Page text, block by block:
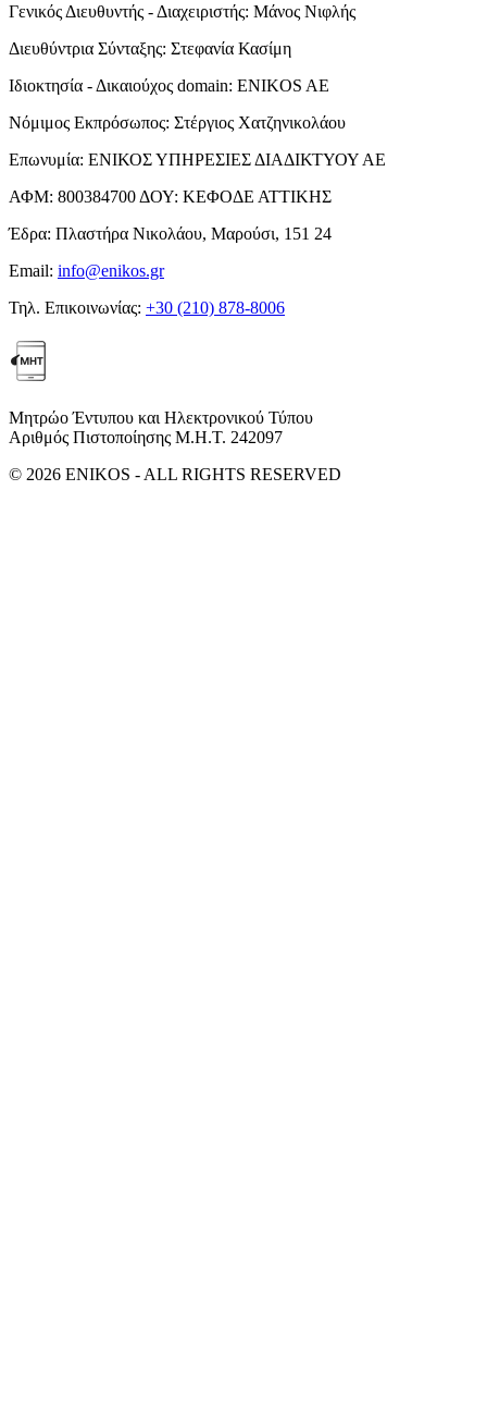
Γενικός Διευθυντής - Διαχειριστής: Μάνος Νιφλής
Διευθύντρια Σύνταξης: Στεφανία Κασίμη
Ιδιοκτησία - Δικαιούχος domain: ENIKOS AE
Νόμιμος Εκπρόσωπος: Στέργιος Χατζηνικολάου
Επωνυμία: ΕΝΙΚΟΣ ΥΠΗΡΕΣΙΕΣ ΔΙΑΔΙΚΤΥΟΥ ΑΕ
ΑΦΜ: 800384700 ΔΟΥ: ΚΕΦΟΔΕ ΑΤΤΙΚΗΣ
Έδρα: Πλαστήρα Νικολάου, Μαρούσι, 151 24
Email: info@enikos.gr
Τηλ. Επικοινωνίας: +30 (210) 878-8006
Μητρώο Έντυπου και Ηλεκτρονικού Τύπου
Αριθμός Πιστοποίησης Μ.Η.Τ. 242097
© 2026 ENIKOS - ALL RIGHTS RESERVED